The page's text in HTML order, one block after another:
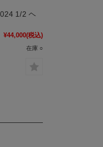
1/2 ヘ
¥44,000(税込)
在庫 ○